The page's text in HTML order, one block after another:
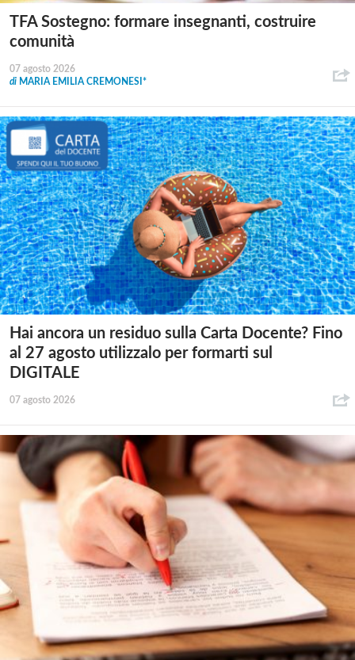
TFA Sostegno: formare insegnanti, costruire
comunità
07 agosto 2026
di MARIA EMILIA CREMONESI*
Hai ancora un residuo sulla Carta Docente? Fino
al 27 agosto utilizzalo per formarti sul
DIGITALE
07 agosto 2026